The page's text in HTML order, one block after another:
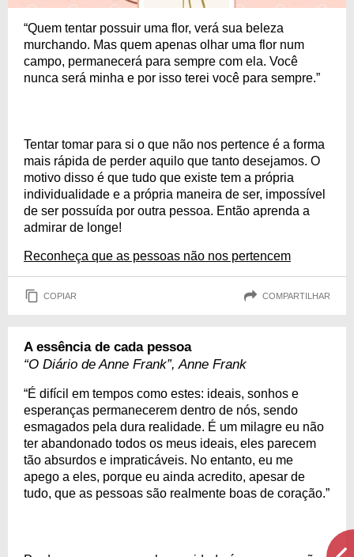
“Quem tentar possuir uma flor, verá sua beleza
murchando. Mas quem apenas olhar uma flor num
campo, permanecerá para sempre com ela. Você
nunca será minha e por isso terei você para sempre.”
Tentar tomar para si o que não nos pertence é a forma
mais rápida de perder aquilo que tanto desejamos. O
motivo disso é que tudo que existe tem a própria
individualidade e a própria maneira de ser, impossível
de ser possuída por outra pessoa. Então aprenda a
admirar de longe!
Reconheça que as pessoas não nos pertencem
COPIAR COMPARTILHAR
A essência de cada pessoa
“O Diário de Anne Frank”, Anne Frank
“É difícil em tempos como estes: ideais, sonhos e
esperanças permanecerem dentro de nós, sendo
esmagados pela dura realidade. É um milagre eu não
ter abandonado todos os meus ideais, eles parecem
tão absurdos e impraticáveis. No entanto, eu me
apego a eles, porque eu ainda acredito, apesar de
tudo, que as pessoas são realmente boas de coração.”